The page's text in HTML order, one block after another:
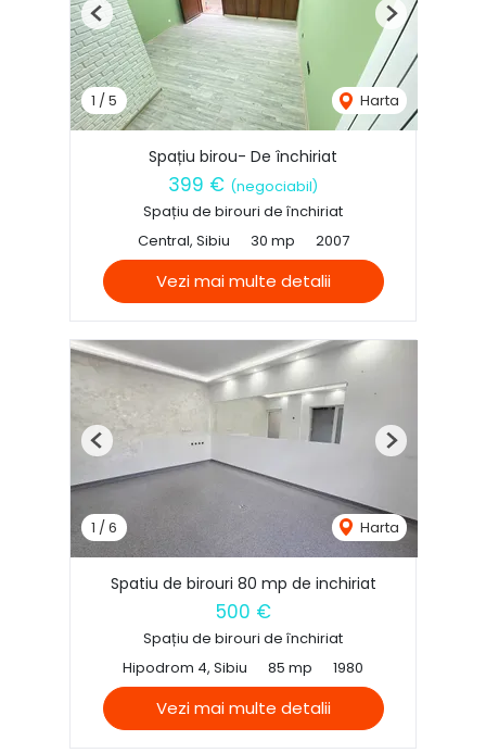
1 /5 Harta
Previous Next
Spațiu birou- De închiriat
399 € (negociabil)
Spațiu de birouri de închiriat
Central, Sibiu
30 mp 2007
Vezi mai multe detalii
1 /6 Harta
Previous Next
Spatiu de birouri 80 mp de inchiriat
500 €
Spațiu de birouri de închiriat
Hipodrom 4, Sibiu
85 mp 1980
Vezi mai multe detalii